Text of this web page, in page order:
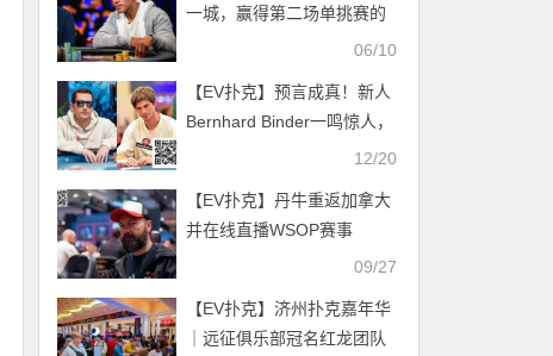
一城，赢得第二场单挑赛的
06/10
【EV扑克】预言成真！新人
Bernhard Binder一鸣惊人，
闯入WSOP超级主赛事决赛
12/20
【EV扑克】丹牛重返加拿大
并在线直播WSOP赛事
Emile Hirsch在筹备《死钱》
09/27
【EV扑克】济州扑克嘉年华
｜远征俱乐部冠名红龙团队